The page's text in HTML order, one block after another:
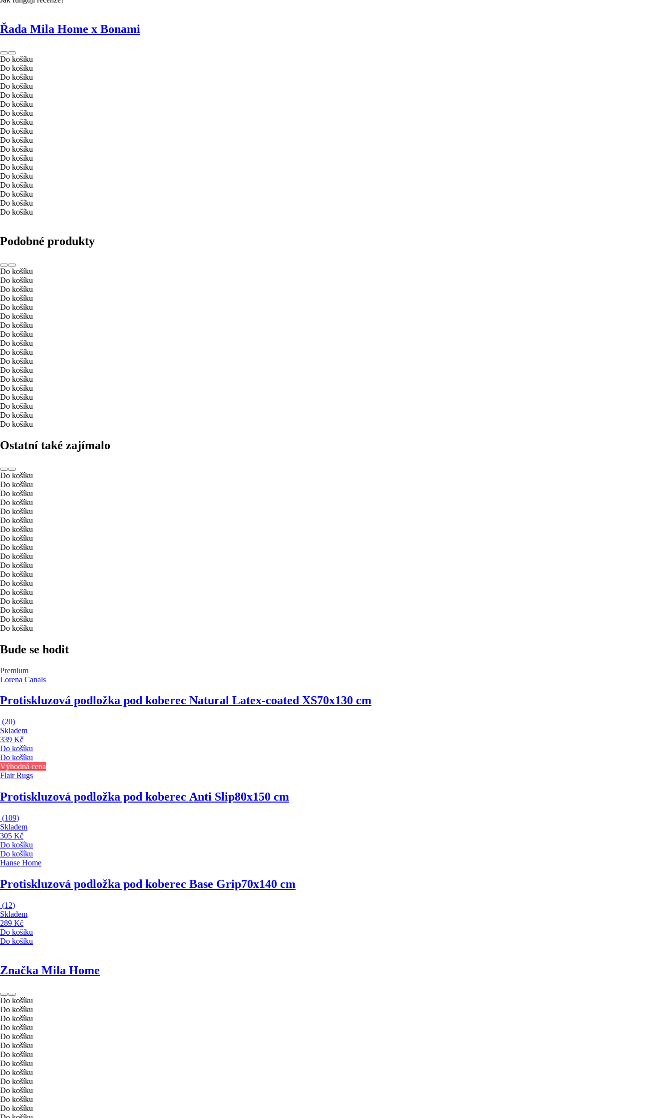
Řada Mila Home x Bonami
Do košíku
Do košíku
Do košíku
Do košíku
Do košíku
Do košíku
Do košíku
Do košíku
Do košíku
Do košíku
Do košíku
Do košíku
Do košíku
Do košíku
Do košíku
Do košíku
Do košíku
Do košíku
Podobné produkty
Do košíku
Do košíku
Do košíku
Do košíku
Do košíku
Do košíku
Do košíku
Do košíku
Do košíku
Do košíku
Do košíku
Do košíku
Do košíku
Do košíku
Do košíku
Do košíku
Do košíku
Do košíku
Ostatní také zajímalo
Do košíku
Do košíku
Do košíku
Do košíku
Do košíku
Do košíku
Do košíku
Do košíku
Do košíku
Do košíku
Do košíku
Do košíku
Do košíku
Do košíku
Do košíku
Do košíku
Do košíku
Do košíku
Bude se hodit
Premium
Lorena Canals
Protiskluzová podložka pod koberec Natural Latex-coated XS70x130 cm
(20)
Skladem
339 Kč
Do košíku
Do košíku
Výhodná cena
Flair Rugs
Protiskluzová podložka pod koberec Anti Slip80x150 cm
(109)
Skladem
305 Kč
Do košíku
Do košíku
Hanse Home
Protiskluzová podložka pod koberec Base Grip70x140 cm
(12)
Skladem
289 Kč
Do košíku
Do košíku
Značka Mila Home
Do košíku
Do košíku
Do košíku
Do košíku
Do košíku
Do košíku
Do košíku
Do košíku
Do košíku
Do košíku
Do košíku
Do košíku
Do košíku